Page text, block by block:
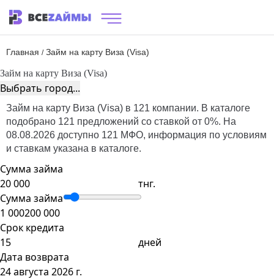
Главная / Займ на карту Виза (Visa)
Займ на карту Виза (Visa)
Выбрать город...
Займ на карту Виза (Visa) в 121 компании. В каталоге
подобрано 121 предложений со ставкой от 0%. На
08.08.2026 доступно 121 МФО, информация по условиям
и ставкам указана в каталоге.
Сумма займа
тнг.
Сумма займа
1 000200 000
Срок кредита
дней
Дата возврата
24 августа 2026 г.